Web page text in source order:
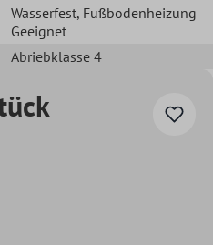
Wasserfest, Fußbodenheizung
Geeignet
Abriebklasse 4